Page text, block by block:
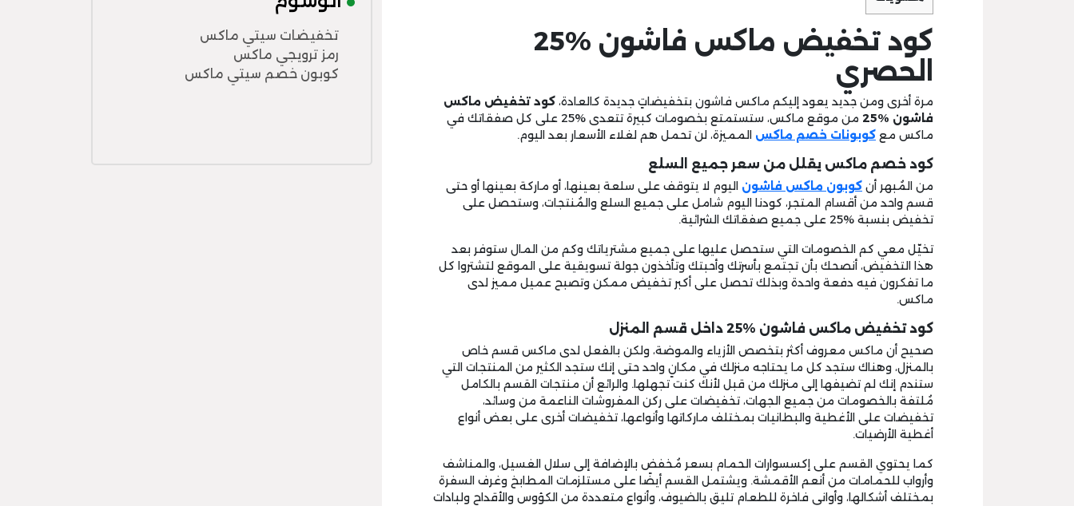
كود تخفيض ماكس فاشون %25
الحصري
مرة أخرى ومن جديد يعود إليكم ماكس فاشون بتخفيضاتٍ جديدة كالعادة، كود تخفيض ماكس
فاشون %25
من موقع ماكس، ستستمتع بخصومات كبيرة تتعدى %25 على كل صفقاتك في
ماكس مع كوبونات خصم ماكس المميزة، لن تحمل هم لغلاء الأسعار بعد اليوم.
كود خصم ماكس يقلل من سعر جميع السلع
من المُبهر أن كوبون ماكس فاشون اليوم لا يتوقف على سلعة بعينها، أو ماركة بعينها أو حتى
قسم واحد من أقسام المتجر، كودنا اليوم شامل على جميع السلع والمُنتجات، وستحصل على
تخفيض بنسبة %25 على جميع صفقاتك الشرائية.
تخيّل معي كم الخصومات التي ستحصل عليها على جميع مشترياتك وكم من المال ستوفر بعد
هذا التخفيض، أنصحك بأن تجتمع بأسرتك وأحبتك وتأخذون جولة تسويقية على الموقع لتشتروا كل
ما تفكرون فيه دفعة واحدة وبذلك تحصل على أكبر تخفيض ممكن وتصبح عميل مميز لدى
ماكس.
كود تخفيض ماكس فاشون %25 داخل قسم المنزل
صحيح أن ماكس معروف أكثر بتخصص الأزياء والموضة، ولكن بالفعل لدى ماكس قسم خاص
بالمنزل، وهناك ستجد كل ما يحتاجه منزلك في مكانٍ واحد حتى إنك ستجد الكثير من المنتجات التي
ستندم إنك لم تضيفها إلى منزلك من قبل لأنك كنت تجهلها. والرائع أن منتجات القسم بالكامل
مُلتفة بالخصومات من جميع الجهات، تخفيضات على ركن المفروشات الناعمة من وسائد،
تخفيضات على الأغطية والبطانيات بمختلف ماركاتها وأنواعها، تخفيضات أخرى على بعض أنواع
أغطية الأرضيات.
كما يحتوي القسم على إكسسوارات الحمام بسعر مُخفض بالإضافة إلى سلال الغسيل، والمناشف
وأرواب للحمامات من أنعم الأقمشة. ويشتمل القسم أيضًا على مستلزمات المطابخ وغرف السفرة
بمختلف أشكالها، وأواني فاخرة للطعام تليق بالضيوف، وأنواع متعددة من الكؤوس والأقداح ولبادات
تخفيضات سيتي ماكس
رمز ترويجي ماكس
كوبون خصم سيتي ماكس